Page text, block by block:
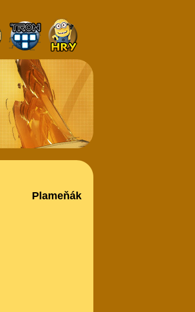
Plameňák